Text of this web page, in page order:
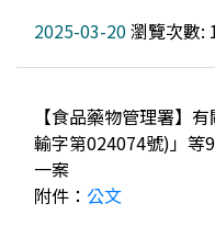
2025-03-20瀏覽次數:
【食品藥物管理署】
輸字第024074號)」等
一案
附件： 公文